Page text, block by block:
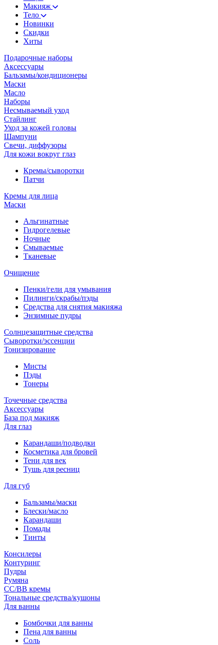
Макияж
Тело
Новинки
Скидки
Хиты
Подарочные наборы
Аксессуары
Бальзамы/кондиционеры
Маски
Масло
Наборы
Несмываемый уход
Стайлинг
Уход за кожей головы
Шампуни
Свечи, диффузоры
Для кожи вокруг глаз
Кремы/сыворотки
Патчи
Кремы для лица
Маски
Альгинатные
Гидрогелевые
Ночные
Смываемые
Тканевые
Очищение
Пенки/гели для умывания
Пилинги/скрабы/пэды
Средства для снятия макияжа
Энзимные пудры
Солнцезащитные средства
Сыворотки/эссенции
Тонизирование
Мисты
Пэды
Тонеры
Точечные средства
Аксессуары
База под макияж
Для глаз
Карандаши/подводки
Косметика для бровей
Тени для век
Тушь для ресниц
Для губ
Бальзамы/маски
Блески/масло
Карандаши
Помады
Тинты
Консилеры
Контуринг
Пудры
Румяна
СС/ВВ кремы
Тональные средства/кушоны
Для ванны
Бомбочки для ванны
Пена для ванны
Соль